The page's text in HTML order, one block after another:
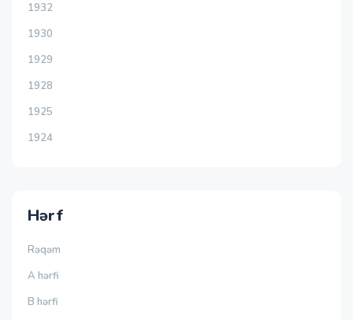
1932
1930
1929
1928
1925
1924
Hərf
Rəqəm
A hərfi
B hərfi